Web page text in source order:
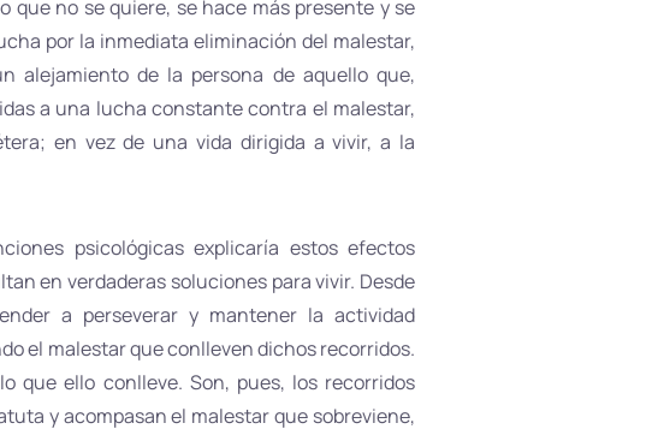
que no se quiere, se hace más presente y se
por la inmediata eliminación del malestar,
alejamiento de la persona de aquello que,
a una lucha constante contra el malestar,
en vez de una vida dirigida a vivir, a la
psicológicas explicaría estos efectos
en verdaderas soluciones para vivir. Desde
a perseverar y mantener la actividad
el malestar que conlleven dichos recorridos.
que ello conlleve. Son, pues, los recorridos
y acompasan el malestar que sobreviene,